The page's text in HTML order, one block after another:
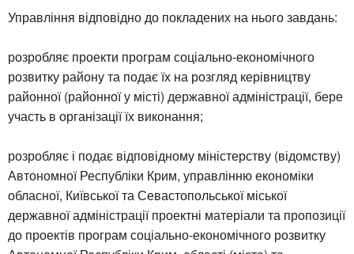
Управління відповідно до покладених на нього завдань:
розробляє проекти програм соціально-економічного
розвитку району та подає їх на розгляд керівництву
районної (районної у місті) державної адміністрації, бере
участь в організації їх виконання;
розробляє і подає відповідному міністерству (відомству)
Автономної Республіки Крим, управлінню економіки
обласної, Київської та Севастопольської міської
державної адміністрації проектні матеріали та пропозиції
до проектів програм соціально-економічного розвитку